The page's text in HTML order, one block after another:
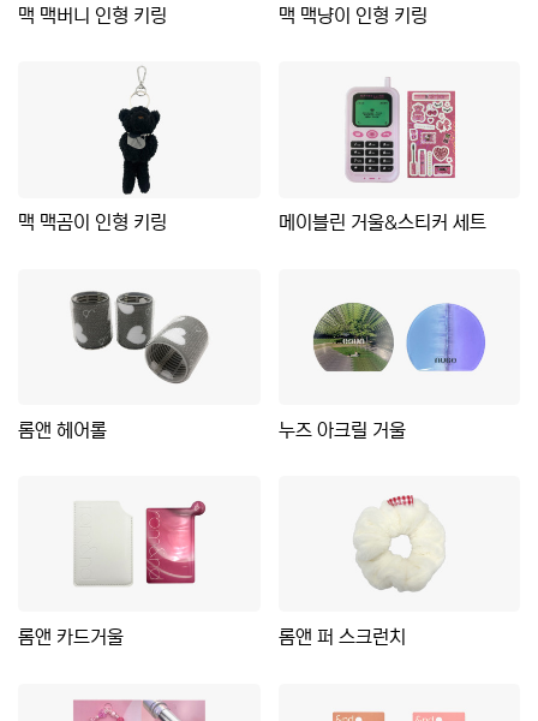
맥 맥버니 인형 키링 맥 맥냥이 인형 키링
맥 맥곰이 인형 키링 메이블린 거울&스티커 세트
롬앤 헤어롤 누즈 아크릴 거울
롬앤 카드거울 롬앤 퍼 스크런치